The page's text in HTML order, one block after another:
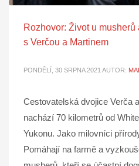
Rozhovor: Život u
s Verčou a Martinem
PONDĚLÍ, 30 SRPNA 2021 AUTOR:
Cestovatelská dvojice Verča
nachází 70 kilometrů od
Yukonu. Jako milovníci
Pomáhají na farmě a